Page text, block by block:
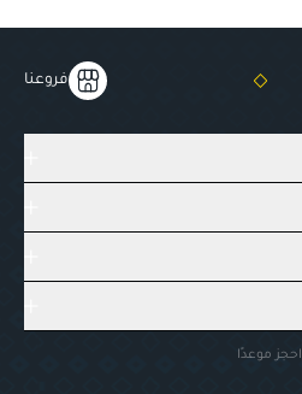
فروعنا
احجز موعدًا